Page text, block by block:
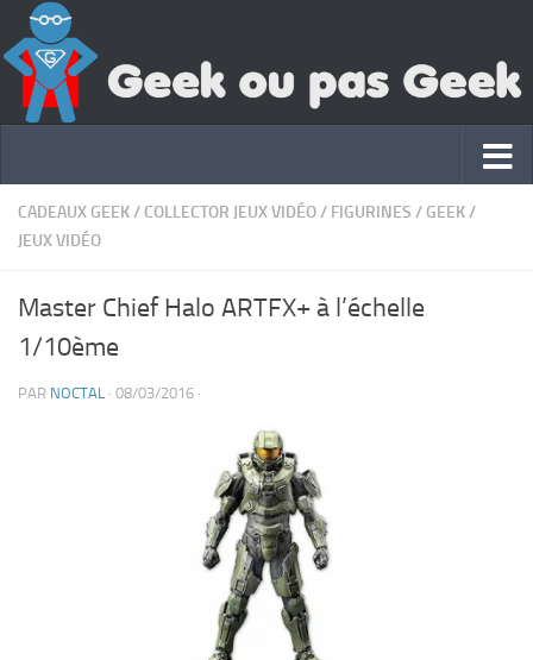
CADEAUX GEEK/ COLLECTOR JEUX VIDÉO/ FIGURINES / GEEK/
JEUX VIDÉO
Master Chief Halo ARTFX+ à l’échelle
1/10ème
PAR NOCTAL · 08/03/2016 ·